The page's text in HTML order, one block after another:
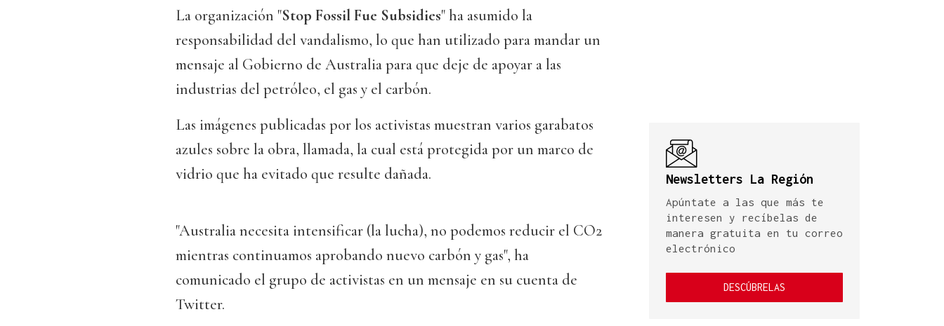
La organización "Stop Fossil Fue Subsidies" ha asumido la
responsabilidad del vandalismo, lo que han utilizado para mandar un
mensaje al Gobierno de Australia para que deje de apoyar a las
industrias del petróleo, el gas y el carbón.
Las imágenes publicadas por los activistas muestran varios garabatos
azules sobre la obra, llamada, la cual está protegida por un marco de
vidrio que ha evitado que resulte dañada.
"Australia necesita intensificar (la lucha), no podemos reducir el CO2
mientras continuamos aprobando nuevo carbón y gas", ha
comunicado el grupo de activistas en un mensaje en su cuenta de
Twitter.
Newsletters La Región
Apúntate a las que más te
interesen y recíbelas de
manera gratuita en tu correo
electrónico
DESCÚBRELAS